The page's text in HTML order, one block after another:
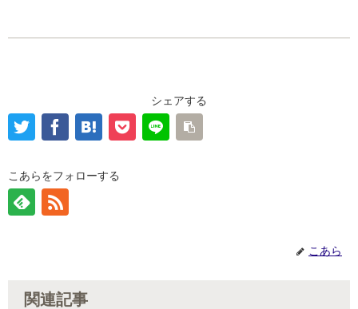
シェアする
こあらをフォローする
こあら
関連記事